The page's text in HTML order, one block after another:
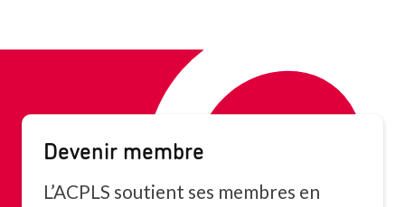
Devenir membre
L’ACPLS soutient ses membres en